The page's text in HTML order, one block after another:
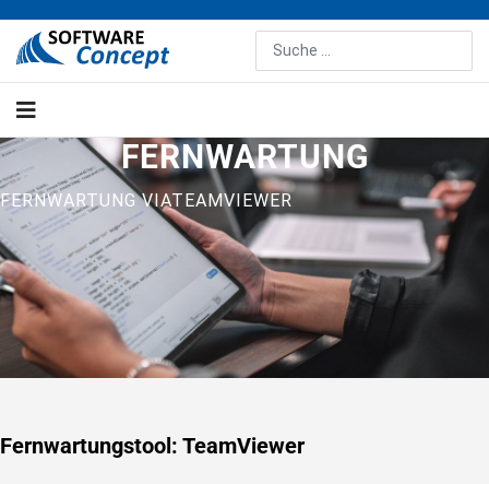
Suchen
FERNWARTUNG
FERNWARTUNG VIATEAMVIEWER
Fernwartungstool: TeamViewer